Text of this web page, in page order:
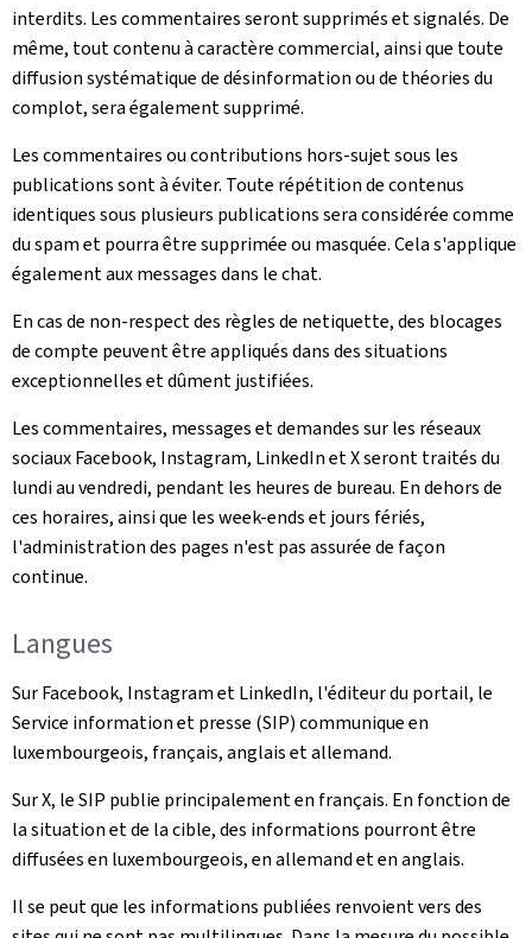
interdits. Les commentaires seront supprimés et signalés. De
même, tout contenu à caractère commercial, ainsi que toute
diffusion systématique de désinformation ou de théories du
complot, sera également supprimé.
Les commentaires ou contributions hors-sujet sous les
publications sont à éviter. Toute répétition de contenus
identiques sous plusieurs publications sera considérée comme
du spam et pourra être supprimée ou masquée. Cela s'applique
également aux messages dans le chat.
En cas de non-respect des règles de netiquette, des blocages
de compte peuvent être appliqués dans des situations
exceptionnelles et dûment justifiées.
Les commentaires, messages et demandes sur les réseaux
sociaux Facebook, Instagram, LinkedIn et X seront traités du
lundi au vendredi, pendant les heures de bureau. En dehors de
ces horaires, ainsi que les week-ends et jours fériés,
l'administration des pages n'est pas assurée de façon
continue.
Langues
Sur Facebook, Instagram et LinkedIn, l'éditeur du portail, le
Service information et presse (SIP) communique en
luxembourgeois, français, anglais et allemand.
Sur X, le SIP publie principalement en français. En fonction de
la situation et de la cible, des informations pourront être
diffusées en luxembourgeois, en allemand et en anglais.
Il se peut que les informations publiées renvoient vers des